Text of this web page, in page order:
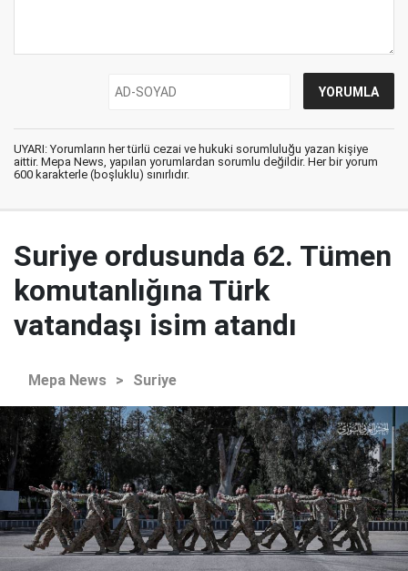
UYARI: Yorumların her türlü cezai ve hukuki sorumluluğu yazan kişiye
aittir. Mepa News, yapılan yorumlardan sorumlu değildir. Her bir yorum
600 karakterle (boşluklu) sınırlıdır.
Suriye ordusunda 62. Tümen
komutanlığına Türk
vatandaşı isim atandı
Mepa News > Suriye